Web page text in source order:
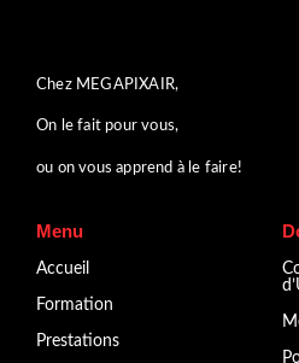
Chez MEGAPIXAIR,
On le fait pour vous,
ou on vous apprend à le faire!
Menu
Accueil
Formation
Prestations